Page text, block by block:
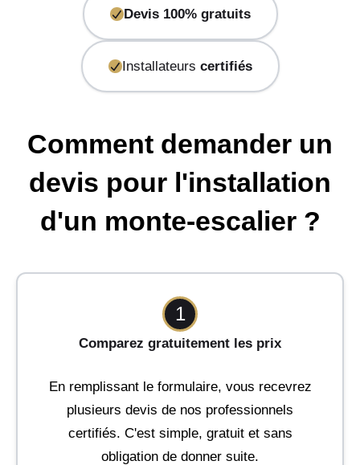
Devis 100% gratuits
Installateurs certifiés
Comment demander un
devis pour l'installation
d'un monte-escalier ?
1
Comparez gratuitement les prix
En remplissant le formulaire, vous recevrez
plusieurs devis de nos professionnels
certifiés. C'est simple, gratuit et sans
obligation de donner suite.